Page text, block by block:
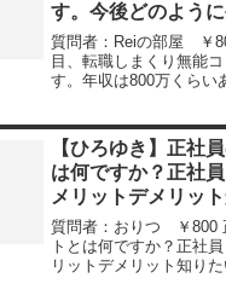
す。今後どのよう
と思いますか？ー
抜き 20240216
質問者：Reiの部屋 ￥
目、転職しまくり無能
す。年収は800万くらい
す。今後どのように生
ますか？スキルがない
強はしてます。元動画
同時接続✖️50円の寄付を
Magners Irish Ciderを呑
2024/02/16 V23
https://
【ひろゆき】正社
は何ですか？正社
メリットデメリッ
ー ひろゆき切り
20240326
質問者：おりつ ￥800
トとは何ですか？正社
リットデメリット知りた